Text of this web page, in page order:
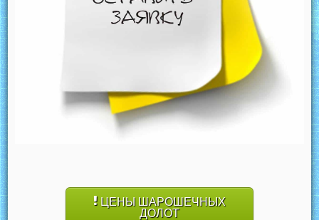
ЦЕНЫ ШАРОШЕЧНЫХ
ДОЛОТ